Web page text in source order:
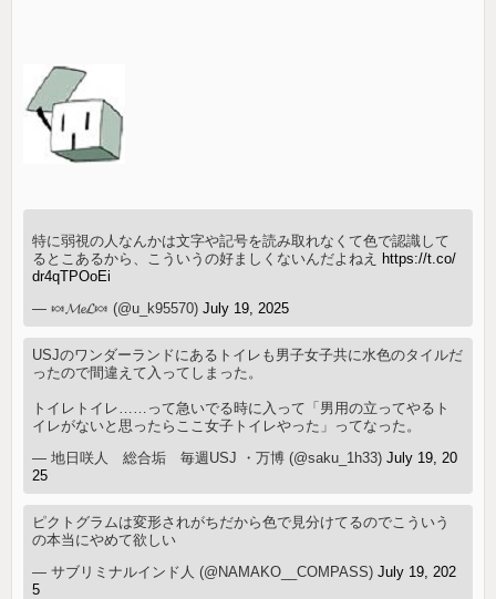
特に弱視の人なんかは文字や記号を読み取れなくて色で認識して
るとこあるから、こういうの好ましくないんだよねえ https://t.co/
dr4qTPOoEi
— 🍬𝓜𝓮𝓛🍬 (@u_k95570)July 19, 2025
USJのワンダーランドにあるトイレも男子女子共に水色のタイルだ
ったので間違えて入ってしまった。
トイレトイレ……って急いでる時に入って「男用の立ってやるト
イレがないと思ったらここ女子トイレやった」ってなった。
— 地日咲人 総合垢 毎週USJ ・万博 (@saku_1h33)July 19, 20
25
ピクトグラムは変形されがちだから色で見分けてるのでこういう
の本当にやめて欲しい
— サブリミナルインド人 (@NAMAKO__COMPASS)July 19, 202
5